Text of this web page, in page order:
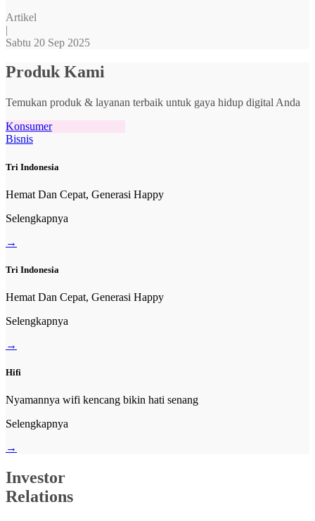
Artikel
|
Sabtu 20 Sep 2025
Produk Kami
Temukan produk & layanan terbaik untuk gaya hidup digital Anda
Konsumer
Bisnis
Tri Indonesia
Hemat Dan Cepat, Generasi Happy
Selengkapnya
→
Tri Indonesia
Hemat Dan Cepat, Generasi Happy
Selengkapnya
→
Hifi
Nyamannya wifi kencang bikin hati senang
Selengkapnya
→
Investor
Relations